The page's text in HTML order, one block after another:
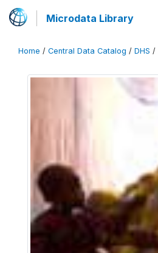
Microdata Library
Home / Central Data Catalog / DHS /